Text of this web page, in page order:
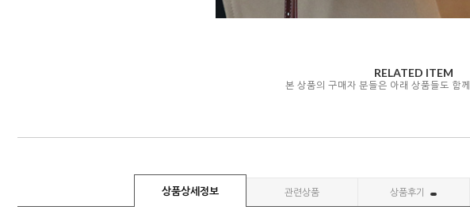
RELATED ITEM
본 상품의 구매자 분들은 아래 상품들도 함
상품상세정보 관련상품 상품후기